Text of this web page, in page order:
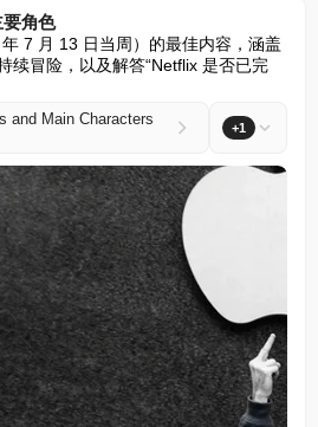
角色
7 月 13 日当周）的最佳内容，涵盖
续冒险，以及解答“Netflix 是否已完
and Main Characters +1